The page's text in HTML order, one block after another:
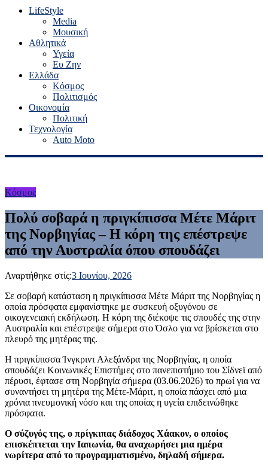
LifeStyle
Media
Μουσική
Αθλητικά
Υγεία
Ευ Ζην
Ελλάδα
Κόσμος
Πολιτισμός
Οικονομία
Πολιτική
Τεχνολογία
Auto Moto
Κόσμος
Πολύ σοβαρά η πριγκίπισσα Μέτε Μάριτ
της Νορβηγίας – Η κόρη της επέστρεψε
από την Αυστραλία όπου σπουδάζει
Αναρτήθηκε στίς:3 Ιουνίου, 2026
Σε σοβαρή κατάσταση η πριγκίπισσα Μέτε Μάριτ της Νορβηγίας η
οποία πρόσφατα εμφανίστηκε με συσκευή οξυγόνου σε
οικογενειακή εκδήλωση. Η κόρη της διέκοψε τις σπουδές της στην
Αυστραλία και επέστρεψε σήμερα στο Όσλο για να βρίσκεται στο
πλευρό της μητέρας της.
Η πριγκίπισσα Ίνγκριντ Αλεξάνδρα της Νορβηγίας, η οποία
σπουδάζει Κοινωνικές Επιστήμες στο πανεπιστήμιο του Σίδνεϊ από
πέρυσι, έφτασε στη Νορβηγία σήμερα (03.06.2026) το πρωί για να
συναντήσει τη μητέρα της Μέτε-Μάριτ, η οποία πάσχει από μια
χρόνια πνευμονική νόσο και της οποίας η υγεία επιδεινώθηκε
πρόσφατα.
Ο σύζυγός της, ο πρίγκιπας διάδοχος Χάακον, ο οποίος
επισκέπτεται την Ιαπωνία, θα αναχωρήσει μια ημέρα
νωρίτερα από το προγραμματισμένο, δηλαδή σήμερα.